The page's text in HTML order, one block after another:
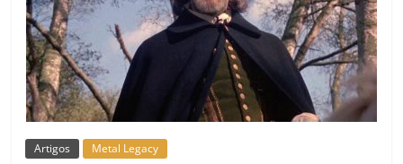
Artigos Metal Legacy